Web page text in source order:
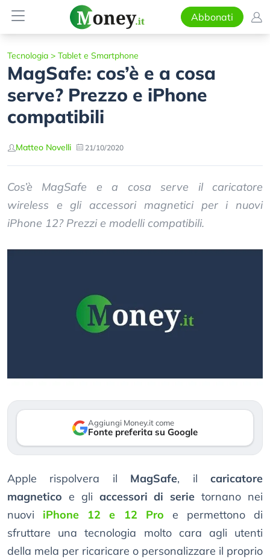
Abbonati
Tecnologia > Tablet e Smartphone
MagSafe: cos’è e a cosa
serve? Prezzo e iPhone
compatibili
Matteo Novelli 21/10/2020
Cos’è MagSafe e a cosa serve il caricatore
wireless e gli accessori magnetici per i nuovi
iPhone 12? Prezzi e modelli compatibili.
Aggiungi Money.it come
Fonte preferita su Google
Apple rispolvera il MagSafe, ilcaricatore
magnetico e gli accessori di serie tornano nei
nuovi iPhone 12 e 12 Pro e permettono di
sfruttare una tecnologia molto cara agli utenti
della mela per ricaricare o personalizzare il proprio